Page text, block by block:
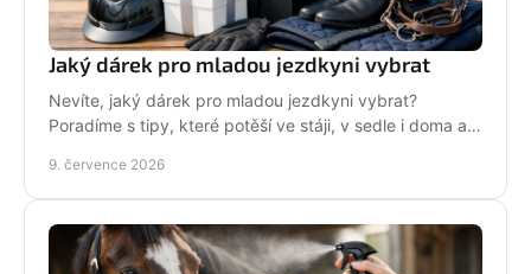
Jaký dárek pro mladou jezdkyni vybrat
Nevíte, jaký dárek pro mladou jezdkyni vybrat?
Poradíme s tipy, které potěší ve stáji, v sedle i doma a
9. července 2026